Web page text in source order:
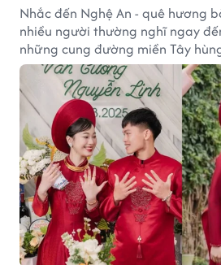
Nhắc đến Nghệ An - quê hương
nhiều người thường nghĩ ngay
những cung đường miền Tây
đất này còn có nhiều đồng cỏ và
mướt, mang vẻ đẹp khoáng đạt,
những chuyến đi tìm về thiên